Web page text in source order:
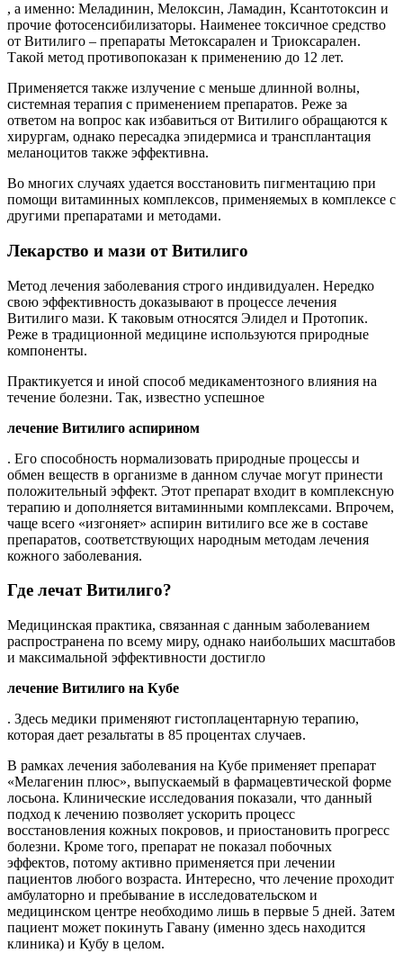
, а именно: Меладинин, Мелоксин, Ламадин, Ксантотоксин и
прочие фотосенсибилизаторы. Наименее токсичное средство
от Витилиго – препараты Метоксарален и Триоксарален.
Такой метод противопоказан к применению до 12 лет.
Применяется также излучение с меньше длинной волны,
системная терапия с применением препаратов. Реже за
ответом на вопрос как избавиться от Витилиго обращаются к
хирургам, однако пересадка эпидермиса и трансплантация
меланоцитов также эффективна.
Во многих случаях удается восстановить пигментацию при
помощи витаминных комплексов, применяемых в комплексе с
другими препаратами и методами.
Лекарство и мази от Витилиго
Метод лечения заболевания строго индивидуален. Нередко
свою эффективность доказывают в процессе лечения
Витилиго мази. К таковым относятся Элидел и Протопик.
Реже в традиционной медицине используются природные
компоненты.
Практикуется и иной способ медикаментозного влияния на
течение болезни. Так, известно успешное
лечение Витилиго аспирином
. Его способность нормализовать природные процессы и
обмен веществ в организме в данном случае могут принести
положительный эффект. Этот препарат входит в комплексную
терапию и дополняется витаминными комплексами. Впрочем,
чаще всего «изгоняет» аспирин витилиго все же в составе
препаратов, соответствующих народным методам лечения
кожного заболевания.
Где лечат Витилиго?
Медицинская практика, связанная с данным заболеванием
распространена по всему миру, однако наибольших масштабов
и максимальной эффективности достигло
лечение Витилиго на Кубе
. Здесь медики применяют гистоплацентарную терапию,
которая дает резальтаты в 85 процентах случаев.
В рамках лечения заболевания на Кубе применяет препарат
«Мелагенин плюс», выпускаемый в фармацевтической форме
лосьона. Клинические исследования показали, что данный
подход к лечению позволяет ускорить процесс
восстановления кожных покровов, и приостановить прогресс
болезни. Кроме того, препарат не показал побочных
эффектов, потому активно применяется при лечении
пациентов любого возраста. Интересно, что лечение проходит
амбулаторно и пребывание в исследовательском и
медицинском центре необходимо лишь в первые 5 дней. Затем
пациент может покинуть Гавану (именно здесь находится
клиника) и Кубу в целом.